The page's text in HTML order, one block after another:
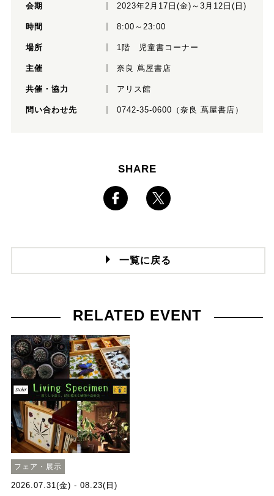
会期 2023年2月17日(金)～3月12日(日)
時間 8:00～23:00
場所 1階 児童書コーナー
主催 奈良 蔦屋書店
共催・協力 アリス館
問い合わせ先 0742-35-0600（奈良 蔦屋書店）
SHARE
一覧に戻る
RELATED EVENT
フェア・展示
2026.07.31(金) - 08.23(日)